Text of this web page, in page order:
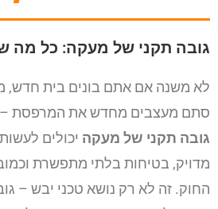
גובה תקני של מעקה: כל מה
לא משנה אם אתם בונים בית חדש,
סתם מעצבים מחדש את המרפסת –
גובה תקני של מעקה יכולים
מדויק, בטיחות בלתי מתפשרת
החוק. זה לא רק נושא טכני יבש –